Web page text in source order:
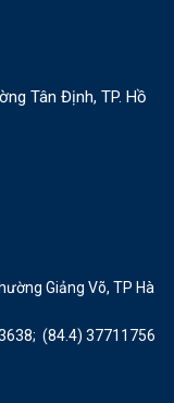
Tân Định, TP. Hồ
Giảng Võ, TP Hà
(84.4) 37711756